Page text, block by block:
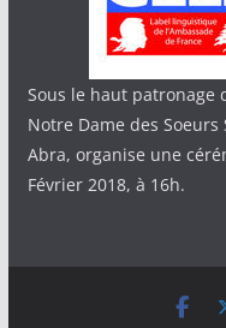
Sous le haut patronage
Notre Dame des
Abra, organise une
Février 2018, à 16h.